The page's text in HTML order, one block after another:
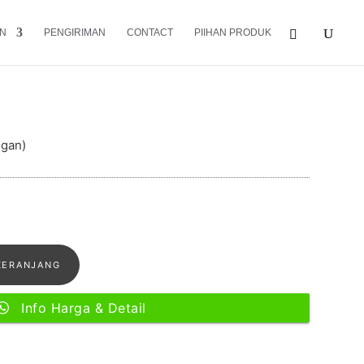
PENGIRIMAN CONTACT PIIHAN PRODUK
Info Harga & Detail